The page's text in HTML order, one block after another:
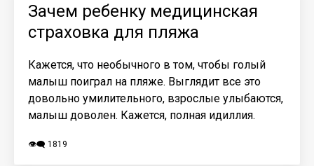
Зачем ребенку медицинская
страховка для пляжа
Кажется, что необычного в том, чтобы голый
малыш поиграл на пляже. Выглядит все это
довольно умилительного, взрослые улыбаются,
малыш доволен. Кажется, полная идиллия.
👁️‍🗨️ 1819